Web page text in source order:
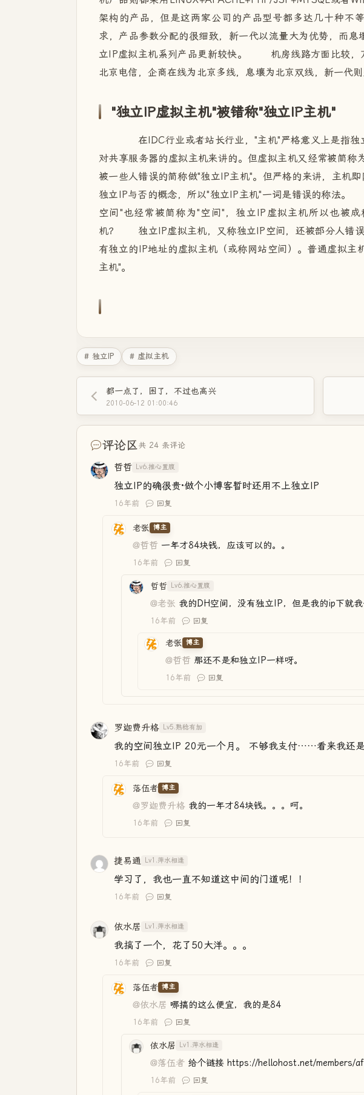
架构的产品，但是这两家公司的产品型号都多达几十种不
求，产品参数分配的很细致，新一代以流量大为优势，而
立IP虚拟主机系列产品更新较快。 机房线路方面比较，
北京电信，企商在线为北京多线，息壤为北京双线，新一代
"独立IP虚拟主机"被错称"独立IP主机"
在IDC行业或者站长行业，"主机"严格意义上是指独
对共享服务器的虚拟主机来讲的。但虚拟主机又经常被简称
被一些人错误的简称做"独立IP主机"。但严格的来讲，主机
独立IP与否的概念，所以"独立IP主机"一词是错误的称法
空间"也经常被简称为"空间"，独立IP虚拟主机所以也被
机？ 独立IP虚拟主机，又称独立IP空间，还被部分人错误
有独立的IP地址的虚拟主机（或称网站空间）。普通虚拟主
主机"。
# 独立IP # 虚拟主机
都一点了，困了，不过也高兴
2010-06-12 01:00:46
评论区共 24 条评论
哲哲 Lv6.推心置腹
独立IP的确很贵·做个小博客暂时还用不上独立IP
16年前 回复
老张 博主
@哲哲 一年才84块钱，应该可以的。。
16年前 回复
哲哲 Lv6.推心置腹
@老张 我的DH空间，没有独立IP，但是我的ip下就我
16年前 回复
老张 博主
@哲哲 那还不是和独立IP一样呀。
16年前 回复
罗迦费升格 Lv5.熟稔有加
我的空间独立IP 20元一个月。 不够我支付……看来我还
16年前 回复
落伍者 博主
@罗迦费升格 我的一年才84块钱。。。呵。
16年前 回复
捷易通 Lv1.萍水相逢
学习了，我也一直不知道这中间的门道呢！！
16年前 回复
依水居 Lv1.萍水相逢
我搞了一个，花了50大洋。。。
16年前 回复
落伍者 博主
@依水居 哪搞的这么便宜，我的是84
16年前 回复
依水居 Lv1.萍水相逢
@落伍者 给个链接 https://hellohost.net/members/
16年前 回复